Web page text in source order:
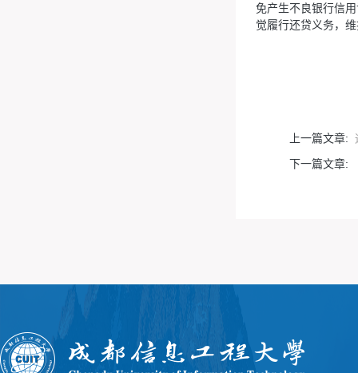
免产生不良银行信
觉履行还贷义务，
上一篇文章:
下一篇文章: